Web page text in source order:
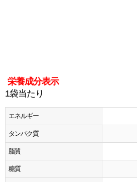
栄養成分表示
1袋当たり
エネルギー
タンパク質
脂質
糖質